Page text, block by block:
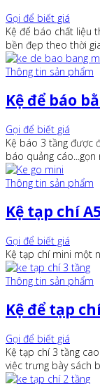
Gọi để biết giá
Kệ để báo chất liệu
bền đẹp theo thời
Thông tin sản phẩm
Kệ để báo
Gọi để biết giá
Kệ báo 3 tầng được
báo quảng cáo...gọn
Thông tin sản phẩm
Kệ tạp chí
Gọi để biết giá
Kệ tạp chí mini một
Thông tin sản phẩm
Kệ để tạp
Gọi để biết giá
Kệ tạp chí 3 tầng
việc trưng bày sách